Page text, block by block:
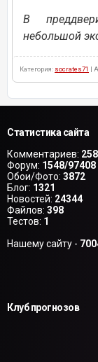
В
небольшой
Категория: socrates71 |
Статистика сайта
Комментариев:
Форум: 1548/97408
Обои/Фото: 3872
Блог: 1321
Новостей: 24344
Файлов: 398
Тестов: 1
Нашему сайту -
Клуб прогнозов